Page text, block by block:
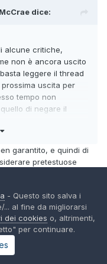
dice:
alcune critiche,
non è ancora uscito
leggere il thread
uscita per
tempo non
di negare il
presunte patenti di
garantito, e quindi di
pretestuose
il libro per due
ma credo
fumetto innanzitutto
una nuova storia di
mi è sembrata
la critica all'attuale
- Questo sito salva i
al fine da migliorarsi
dei cookies o, altrimenti,
per continuare.